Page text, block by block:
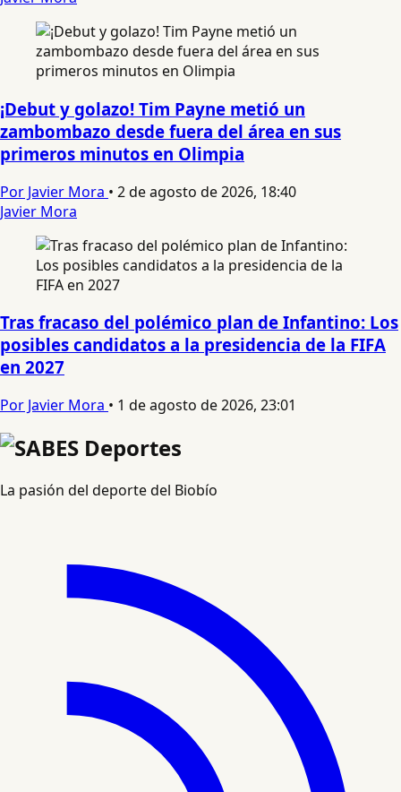
¡Debut y golazo! Tim Payne metió un
zambombazo desde fuera del área en sus
primeros minutos en Olimpia
Por Javier Mora • 2 de agosto de 2026, 18:40
Javier Mora
Tras fracaso del polémico plan de Infantino: Los
posibles candidatos a la presidencia de la FIFA
en 2027
Por Javier Mora • 1 de agosto de 2026, 23:01
La pasión del deporte del Biobío